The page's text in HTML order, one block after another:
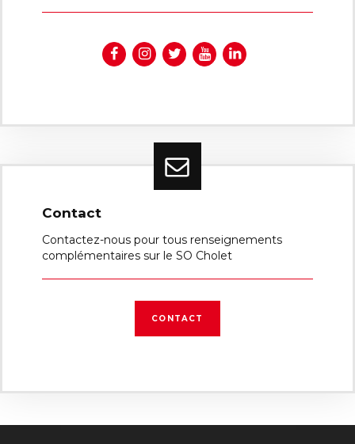
Contact
Contactez-nous pour tous renseignements
complémentaires sur le SO Cholet
CONTACT